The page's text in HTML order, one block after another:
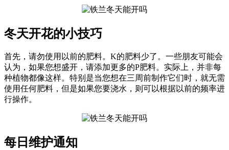
冬天开花的小技巧
首先，请勿使用以前的肥料。K的肥料少了。一些朋友可能会
认为，如果您想盛开，请添加更多的P肥料。实际上，并非每
种植物都像这样。特别是当您想在三周前制作它们时，就无需
使用任何肥料，但是如果您要浇水，则可以根据以前的频率进
行操作。
每日维护通知